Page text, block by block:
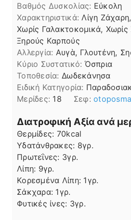
Βαθμός Δυσκολίας: Εύκολη
Χαρακτηριστικά: Λίγη
Χωρίς Γαλακτοκομικά,
Ξηρούς Καρπούς
Αλλεργία: Αυγὰ, Γλουτένη,
Kύριο Συστατικό: Όσπρια
Τοποθεσία: Δωδεκάνησα
Ειδική Κατηγορία:
Μερίδες: 18 Σεφ:
Διατροφική Αξία ανά
Θερμίδες: 70kcal
Υδατάνθρακες: 8γρ.
Πρωτεΐνες: 3γρ.
Λίπη
Λίπη: 9γρ.
Κορεσμένα Λίπη: 1γρ.
Σάκχαρα: 1γρ.
Φυτικές ίνες: 3γρ.